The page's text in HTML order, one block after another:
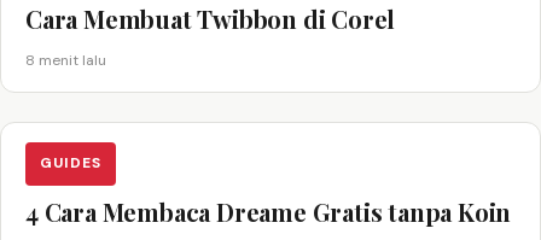
Cara Membuat Twibbon di Corel
8 menit lalu
GUIDES
4 Cara Membaca Dreame Gratis tanpa Koin